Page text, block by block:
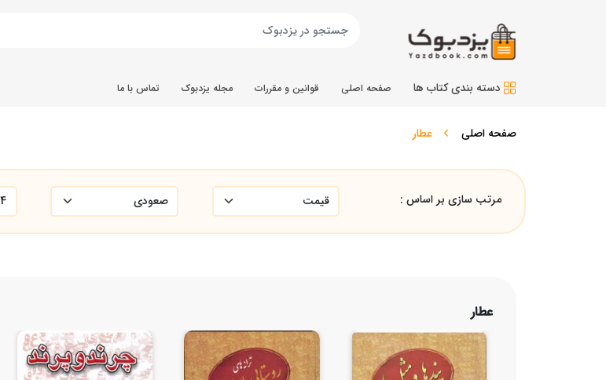
دسته بندی کتاب ها صفحه اصلی قوانین و مقررات مجله یزدبوک تماس با ما
صفحه اصلی عطار
مرتب سازی بر اساس :
عطار